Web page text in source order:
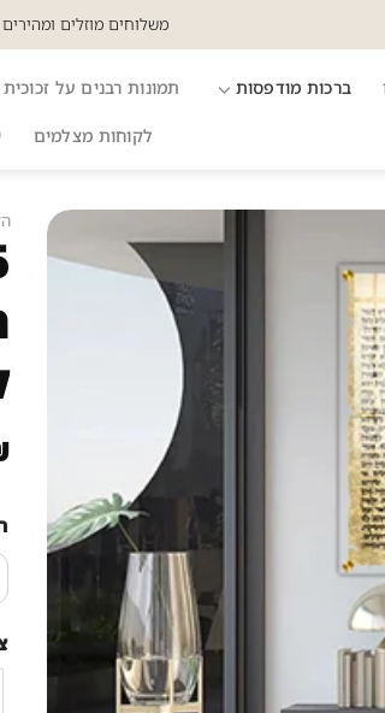
משלוחים מוזלים
ברכות מודפסות תמונות רבנים על זכוכית
לקוחות מצלמים